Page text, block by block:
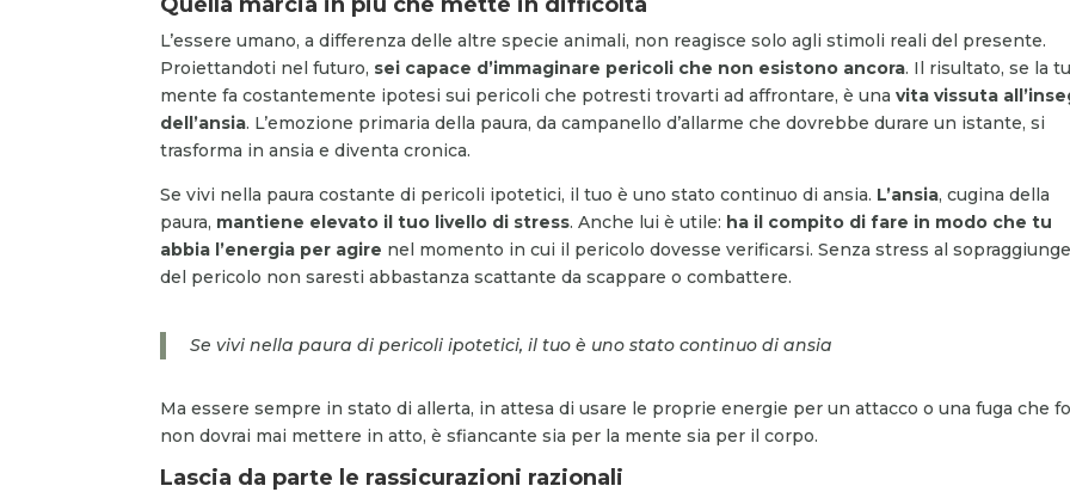
L’essere umano, a differenza delle altre specie animali, non reagisce solo agli stimoli reali del presente.
Proiettandoti nel futuro, sei capace d’immaginare pericoli che non esistono ancora. Il risultato, se la
mente fa costantemente ipotesi sui pericoli che potresti trovarti ad affrontare, è unavita vissuta
dell’ansia. L’emozione primaria della paura, da campanello d’allarme che dovrebbe durare un istante, si
trasforma in ansia e diventa cronica.
Se vivi nella paura costante di pericoli ipotetici, il tuo è uno stato continuo di ansia. L’ansia, cugina della
paura, mantiene elevato il tuo livello di stress. Anche lui è utile: ha il compito di fare in modo che tu
abbia l’energia per agire nel momento in cui il pericolo dovesse verificarsi. Senza stress al
del pericolo non saresti abbastanza scattante da scappare o combattere.
Se vivi nella paura di pericoli ipotetici, il tuo è uno stato continuo di ansia
Ma essere sempre in stato di allerta, in attesa di usare le proprie energie per un attacco o una fuga che
non dovrai mai mettere in atto, è sfiancante sia per la mente sia per il corpo.
Lascia da parte le rassicurazioni razionali